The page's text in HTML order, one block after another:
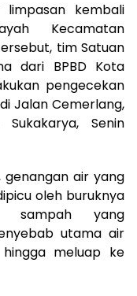
kembali
Kecamatan
tim Satuan
dari BPBD Kota
pengecekan
Jalan Cemerlang,
Senin
genangan air yang
oleh buruknya
sampah yang
utama air
meluap ke